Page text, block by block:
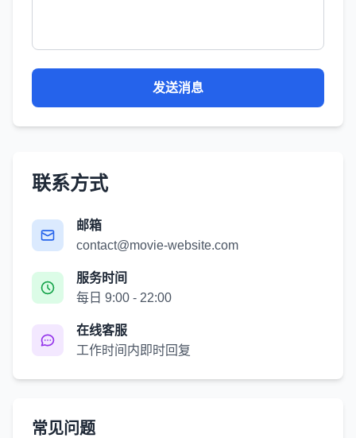
发送消息
联系方式
邮箱
contact@movie-website.com
服务时间
每日 9:00 - 22:00
在线客服
工作时间内即时回复
常见问题